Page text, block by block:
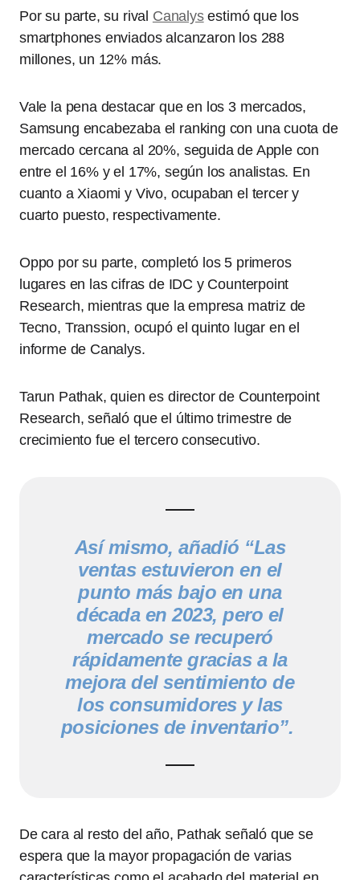
Por su parte, su rival Canalysestimó que los
smartphones enviados alcanzaron los 288
millones, un 12% más.
Vale la pena destacar que en los 3 mercados,
Samsung encabezaba el ranking con una cuota de
mercado cercana al 20%, seguida de Apple con
entre el 16% y el 17%, según los analistas. En
cuanto a Xiaomi y Vivo, ocupaban el tercer y
cuarto puesto, respectivamente.
Oppo por su parte, completó los 5 primeros
lugares en las cifras de IDC y Counterpoint
Research, mientras que la empresa matriz de
Tecno, Transsion, ocupó el quinto lugar en el
informe de Canalys.
Tarun Pathak, quien es director de Counterpoint
Research, señaló que el último trimestre de
crecimiento fue el tercero consecutivo.
Así mismo, añadió “Las
ventas estuvieron en el
punto más bajo en una
década en 2023, pero el
mercado se recuperó
rápidamente gracias a la
mejora del sentimiento de
los consumidores y las
posiciones de inventario”.
De cara al resto del año, Pathak señaló que se
espera que la mayor propagación de varias